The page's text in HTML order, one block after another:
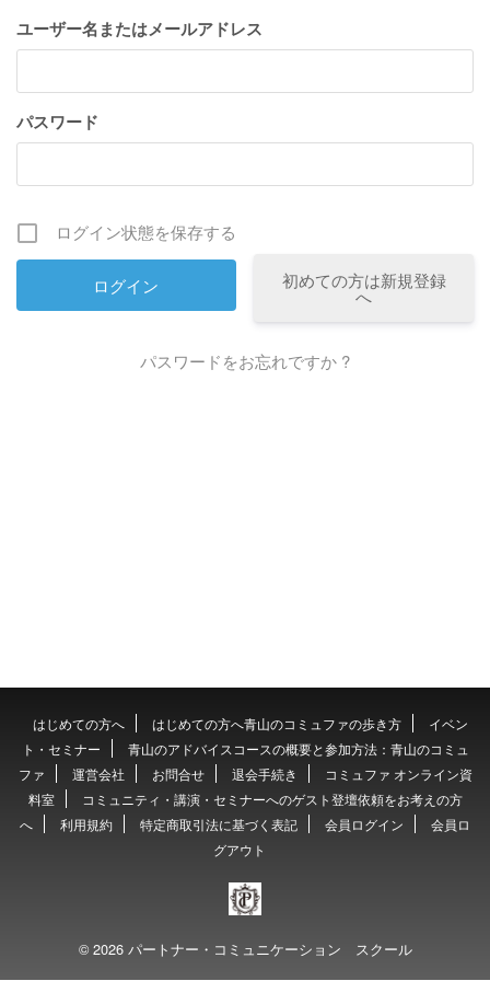
ユーザー名またはメールアドレス
パスワード
ログイン状態を保存する
初めての方は新規登録
へ
パスワードをお忘れですか ?
はじめての方へ はじめての方へ青山のコミュファの歩き方
イベン
ト・セミナー
青山のアドバイスコースの概要と参加方法：青山のコミュ
ファ
運営会社 お問合せ 退会手続き
コミュファ オンライン資
料室
コミュニティ・講演・セミナーへのゲスト登壇依頼をお考えの方
へ
利用規約 特定商取引法に基づく表記 会員ログイン
会員ロ
グアウト
© 2026 パートナー・コミュニケーション スクール